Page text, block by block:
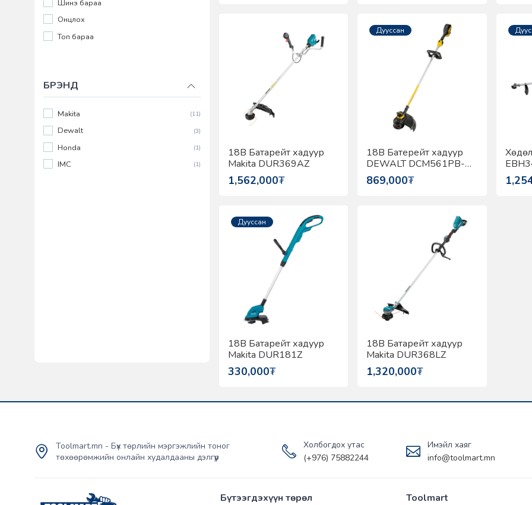
Шинэ бараа
Онцлох
Топ бараа
БРЭНД
Makita (11)
Dewalt (3)
Honda (1)
IMC (1)
18В Батарейт хадуур
Makita DUR369AZ
1,562,000₮
Дууссан
18В Батерейт хадуур
DEWALT DCM561PB-
QW
869,000₮
Дууссан
18В Батарейт хадуур
Makita DUR181Z
330,000₮
18В Батарейт хадуур
Makita DUR368LZ
1,320,000₮
Toolmart.mn - Бүх төрлийн мэргэжлийн тоног
төхөөрөмжийн онлайн худалдааны дэлгүүр
Холбогдох утас
(+976) 75882244
Имэйл хаяг
info@toolmart.mn
Бүтээгдэхүүн төрөл Toolmart